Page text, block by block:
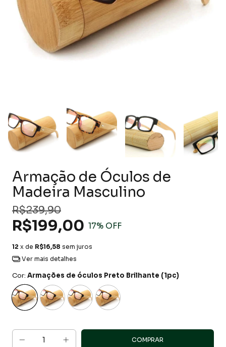
Armação de Óculos de
Madeira Masculino
R$239,90
R$199,00 17% OFF
12 x de R$16,58 sem juros
Ver mais detalhes
Cor: Armações de óculos Preto Brilhante (1pc)